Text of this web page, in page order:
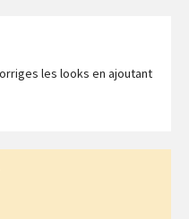
les looks en ajoutant